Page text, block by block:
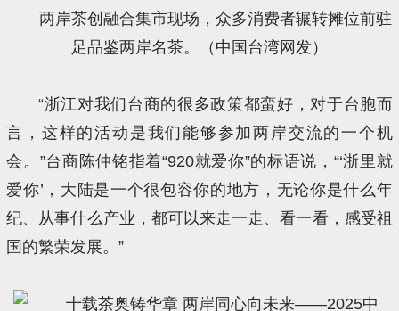
两岸茶创融合集市现场，众多消费者辗转摊位前驻
足品鉴两岸名茶。（中国台湾网发）
“浙江对我们台商的很多政策都蛮好，对于台胞而
言，这样的活动是我们能够参加两岸交流的一个机
会。”台商陈仲铭指着“920就爱你”的标语说，“‘浙里就
爱你’，大陆是一个很包容你的地方，无论你是什么年
纪、从事什么产业，都可以来走一走、看一看，感受祖
国的繁荣发展。”